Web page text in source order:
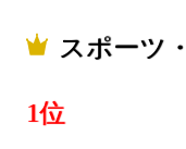
スポーツ
1位